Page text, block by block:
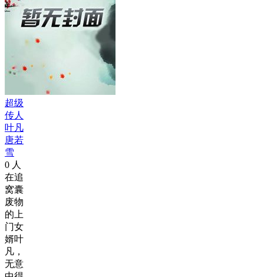
超级
传人
叶凡
唐若
雪
0 人
在追
窝囊
废物
的上
门女
婿叶
凡，
无意